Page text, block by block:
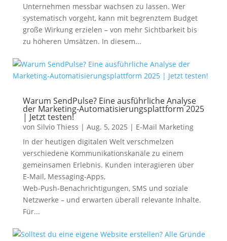
Unternehmen messbar wachsen zu lassen. Wer
systematisch vorgeht, kann mit begrenztem Budget
große Wirkung erzielen – von mehr Sichtbarkeit bis
zu höheren Umsätzen. In diesem...
Warum SendPulse? Eine ausführliche Analyse
der Marketing‑Automatisierungsplattform 2025
| Jetzt testen!
von Silvio Thiess | Aug. 5, 2025 | E-Mail Marketing
In der heutigen digitalen Welt verschmelzen
verschiedene Kommunikationskanäle zu einem
gemeinsamen Erlebnis. Kunden interagieren über
E‑Mail, Messaging‑Apps,
Web‑Push‑Benachrichtigungen, SMS und soziale
Netzwerke – und erwarten überall relevante Inhalte.
Für...